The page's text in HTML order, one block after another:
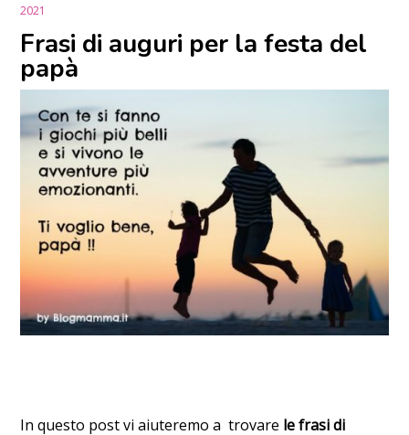
2021
Frasi di auguri per la festa del
papà
In questo post vi aiuteremo a trovare le frasi di